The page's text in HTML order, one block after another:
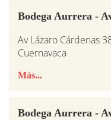
Bodega Aurrera -
Av Lázaro Cárdenas
Cuernavaca
Más...
Bodega Aurrera -